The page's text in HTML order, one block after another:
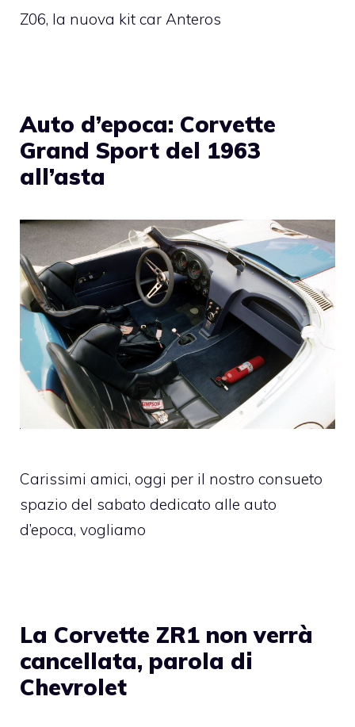
Z06, la nuova kit car Anteros
Auto d’epoca: Corvette
Grand Sport del 1963
all’asta
Carissimi amici, oggi per il nostro consueto
spazio del sabato dedicato alle auto
d’epoca, vogliamo
La Corvette ZR1 non verrà
cancellata, parola di
Chevrolet